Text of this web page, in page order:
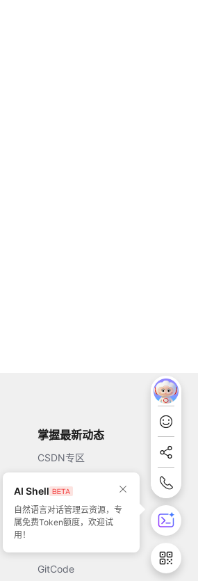
掌握最新动态
CSDN专区
51CTO
GitCode
AI Shell
自然语言对话管理云资源，专
属免费Token额度，欢迎试
用！